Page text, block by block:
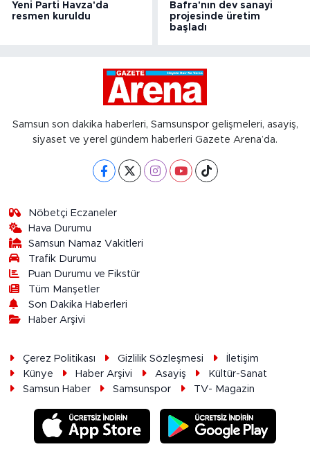
Yeni Parti Havza'da
resmen kuruldu
Bafra'nın dev sanayi
projesinde üretim
başladı
Samsun son dakika haberleri, Samsunspor gelişmeleri, asayiş,
siyaset ve yerel gündem haberleri Gazete Arena’da.
Nöbetçi Eczaneler
Hava Durumu
Samsun Namaz Vakitleri
Trafik Durumu
Puan Durumu ve Fikstür
Tüm Manşetler
Son Dakika Haberleri
Haber Arşivi
Çerez Politikası Gizlilik Sözleşmesi
İletişim
Künye
Haber Arşivi Asayiş
Kültür-Sanat
Samsun Haber
Samsunspor TV- Magazin